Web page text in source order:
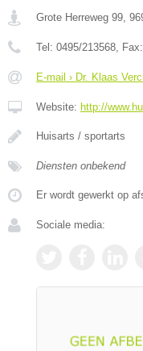
Grote Herreweg 99
Tel: 0495/213568 , Fax:
E-mail › Dr. Klaas
Website: http://
Huisarts / sportarts
Diensten onbekend
Er wordt gewerkt op
Sociale media: